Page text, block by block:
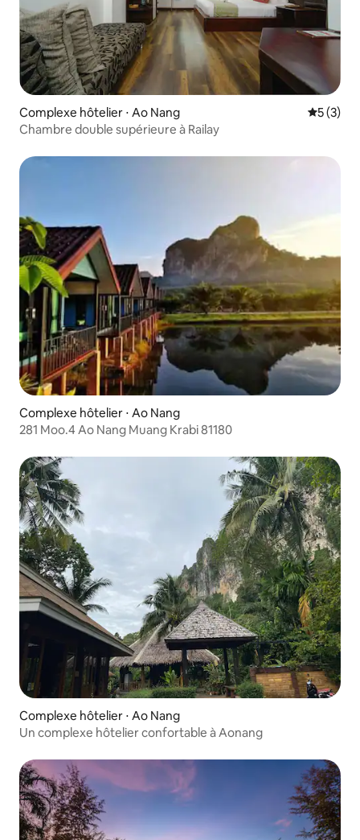
Complexe hôtelier ⋅ Ao Nang
5 (3)
Chambre double supérieure à Railay
Complexe hôtelier ⋅ Ao Nang
281 Moo.4 Ao Nang Muang Krabi 81180
Complexe hôtelier ⋅ Ao Nang
Un complexe hôtelier confortable à Aonang